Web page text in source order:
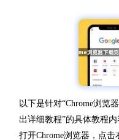
以下是针对“Chrome浏览
出详细教程”的具体教程内
打开Chrome浏览器，点